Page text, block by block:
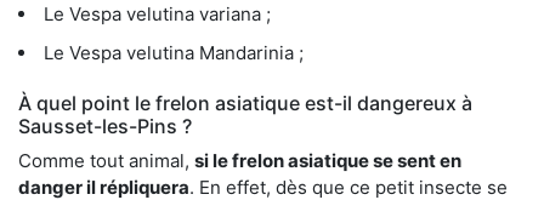
Le Vespa velutina variana ;
Le Vespa velutina Mandarinia ;
À quel point le frelon asiatique est-il dangereux à
Sausset-les-Pins ?
Comme tout animal, si le frelon asiatique se sent en
danger il répliquera. En effet, dès que ce petit insecte se